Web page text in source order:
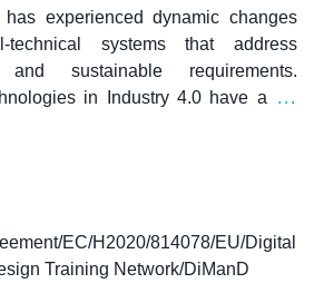
has experienced dynamic changes
technical systems that address
sustainable requirements.
in Industry 4.0 have a ...
EC/H2020/814078/EU/Digital
Training Network/DiManD